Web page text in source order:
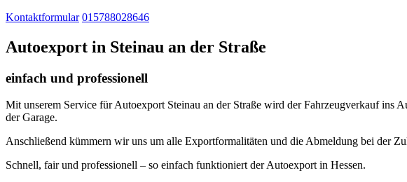
Kontaktformular 015788028646
Autoexport in Steinau an der Straße
einfach und professionell
Mit unserem Service für Autoexport Steinau an der Straße wird der Fahrzeugverkauf ins
der Garage.
Anschließend kümmern wir uns um alle Exportformalitäten und die Abmeldung bei der
Schnell, fair und professionell – so einfach funktioniert der Autoexport in Hessen.